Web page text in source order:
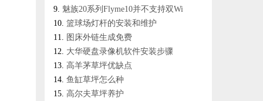
魅族20系列Flyme10并不支持双Wi
篮球场灯杆的安装和维护
图床外链生成免费
大华硬盘录像机软件安装步骤
高羊茅草坪优缺点
鱼缸草坪怎么种
高尔夫草坪养护